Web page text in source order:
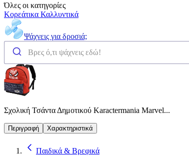
Όλες οι κατηγορίες
Κορεάτικα Καλλυντικά
Ψάχνεις για δροσιά;
Σχολική Τσάντα Δημοτικού Karactermania Marvel...
Περιγραφή Χαρακτηριστικά
Παιδικά & Βρεφικά